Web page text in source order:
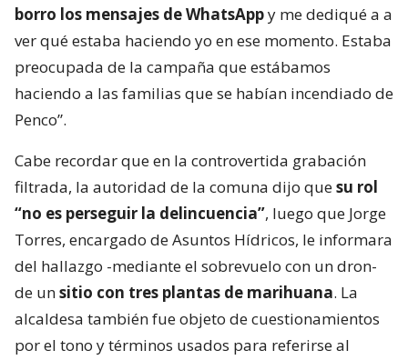
borro los mensajes de WhatsAppy me dediqué a a
ver qué estaba haciendo yo en ese momento. Estaba
preocupada de la campaña que estábamos
haciendo a las familias que se habían incendiado de
Penco”.
Cabe recordar que en la controvertida grabación
filtrada, la autoridad de la comuna dijo quesu rol
“no es perseguir la delincuencia”, luego que Jorge
Torres, encargado de Asuntos Hídricos, le informara
del hallazgo -mediante el sobrevuelo con un dron-
de unsitio con tres plantas de marihuana. La
alcaldesa también fue objeto de cuestionamientos
por el tono y términos usados para referirse al